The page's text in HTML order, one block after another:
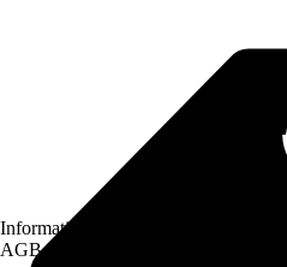
Informationen des Verkäufers, wie
AGB, finden Sie bei Klick auf den